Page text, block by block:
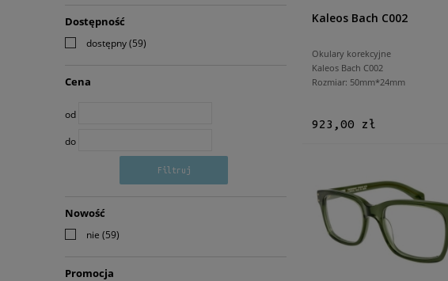
Dostępność
dostępny(59)
Cena
od
do
Filtruj
Nowość
nie (59)
Promocja
Kaleos Bach C002
Okulary korekcyjne
Kaleos Bach C002
Rozmiar: 50mm*24mm
923,00 zł